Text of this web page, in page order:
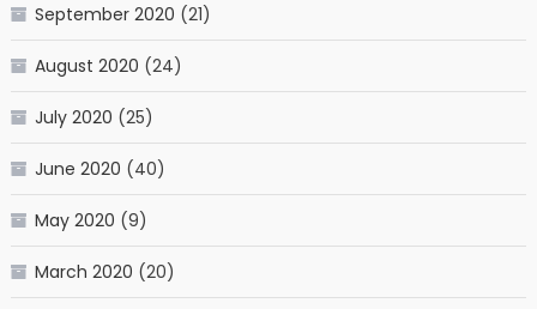
September 2020 (21)
August 2020 (24)
July 2020 (25)
June 2020 (40)
May 2020 (9)
March 2020 (20)